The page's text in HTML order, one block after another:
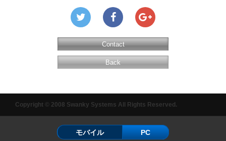
Contact
Back
Copyright © 2008 Swanky Systems All Rights Reserved.
モバイル PC